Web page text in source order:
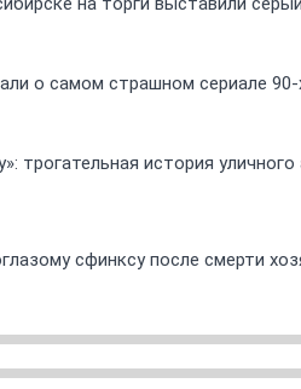
о самом страшном сериале 90-
трогательная история
сфинксу после смерти